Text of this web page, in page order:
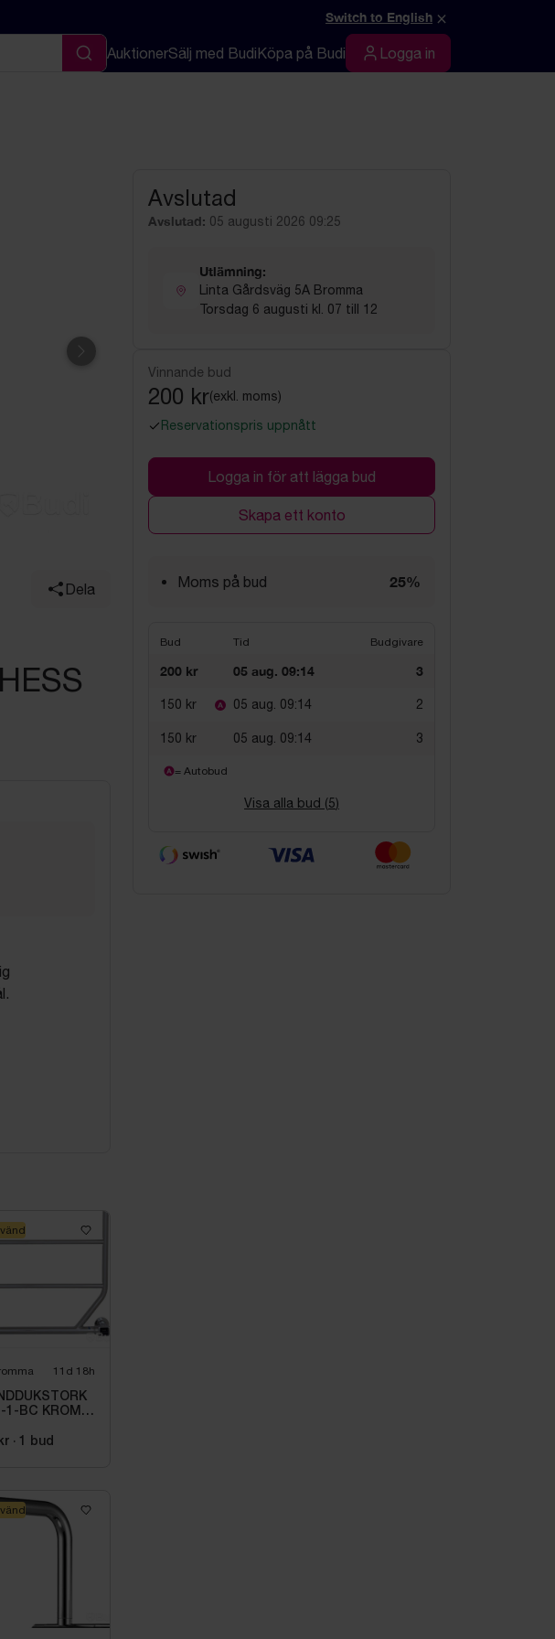
Switch to English ×
Sök
AuktionerSälj med BudiKöpa på Budi Logga in
Logga in
Nästa
Dela
11d 18h
1-BC KROM,
· 1 bud
Avslutad
Avslutad: 05 augusti 2026 09:25
Utlämning:
Linta Gårdsväg 5A Bromma
Torsdag 6 augusti kl. 07 till 12
Vinnande bud
200 kr(exkl. moms)
Reservationspris uppnått
Logga in för att lägga bud
Skapa ett konto
Moms på bud 25%
Bud Tid Budgivare
200 kr 05 aug. 09:14 3
150 kr 05 aug. 09:14 2
150 kr 05 aug. 09:14 3
= Autobud
Visa alla bud (5)